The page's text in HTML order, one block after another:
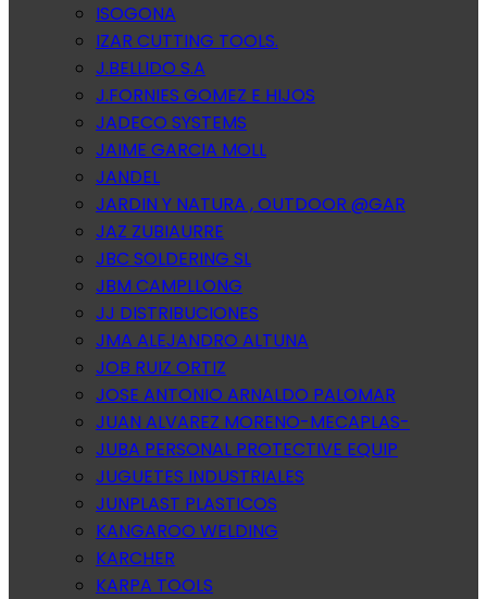
ISOGONA
IZAR CUTTING TOOLS.
J.BELLIDO S.A
J.FORNIES GOMEZ E HIJOS
JADECO SYSTEMS
JAIME GARCIA MOLL
JANDEL
JARDIN Y NATURA , OUTDOOR @GAR
JAZ ZUBIAURRE
JBC SOLDERING SL
JBM CAMPLLONG
JJ DISTRIBUCIONES
JMA ALEJANDRO ALTUNA
JOB RUIZ ORTIZ
JOSE ANTONIO ARNALDO PALOMAR
JUAN ALVAREZ MORENO-MECAPLAS-
JUBA PERSONAL PROTECTIVE EQUIP
JUGUETES INDUSTRIALES
JUNPLAST PLASTICOS
KANGAROO WELDING
KARCHER
KARPA TOOLS